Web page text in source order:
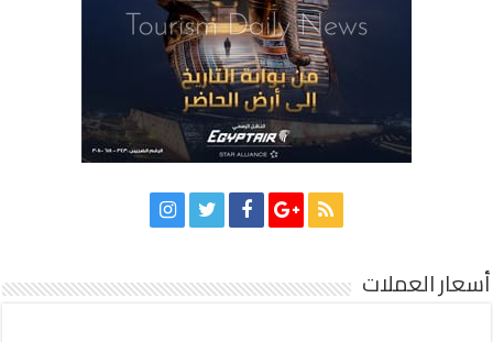
أسعار العملات